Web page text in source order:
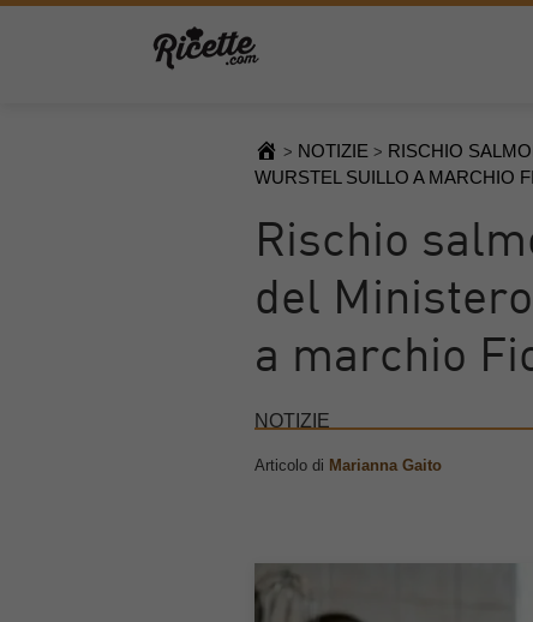
> NOTIZIE > RISCHIO
WURSTEL SUILLO A MARCHIO
Rischio
del
a marchio
NOTIZIE
Articolo di Marianna Gaito